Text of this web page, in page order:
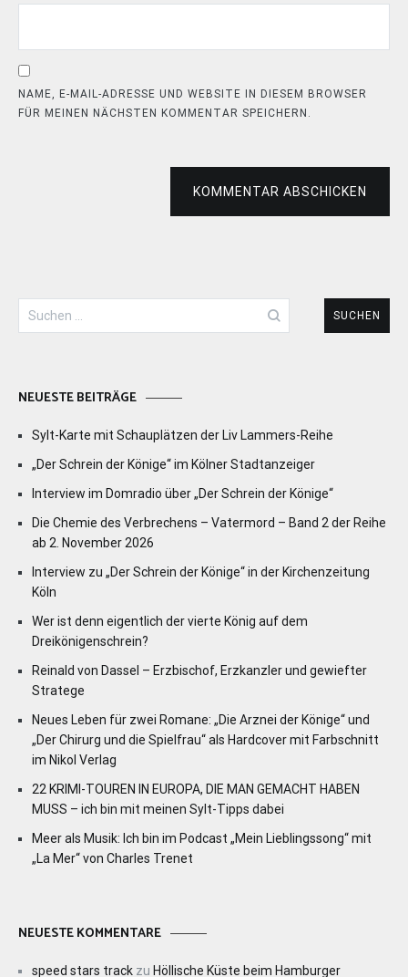
NAME, E-MAIL-ADRESSE UND WEBSITE IN DIESEM BROWSER
FÜR MEINEN NÄCHSTEN KOMMENTAR SPEICHERN.
KOMMENTAR ABSCHICKEN
Suchen
nach:
NEUESTE BEITRÄGE
Sylt-Karte mit Schauplätzen der Liv Lammers-Reihe
„Der Schrein der Könige“ im Kölner Stadtanzeiger
Interview im Domradio über „Der Schrein der Könige“
Die Chemie des Verbrechens – Vatermord – Band 2 der Reihe
ab 2. November 2026
Interview zu „Der Schrein der Könige“ in der Kirchenzeitung
Köln
Wer ist denn eigentlich der vierte König auf dem
Dreikönigenschrein?
Reinald von Dassel – Erzbischof, Erzkanzler und gewiefter
Stratege
Neues Leben für zwei Romane: „Die Arznei der Könige“ und
„Der Chirurg und die Spielfrau“ als Hardcover mit Farbschnitt
im Nikol Verlag
22 KRIMI-TOUREN IN EUROPA, DIE MAN GEMACHT HABEN
MUSS – ich bin mit meinen Sylt-Tipps dabei
Meer als Musik: Ich bin im Podcast „Mein Lieblingssong“ mit
„La Mer“ von Charles Trenet
NEUESTE KOMMENTARE
speed stars track zu Höllische Küste beim Hamburger